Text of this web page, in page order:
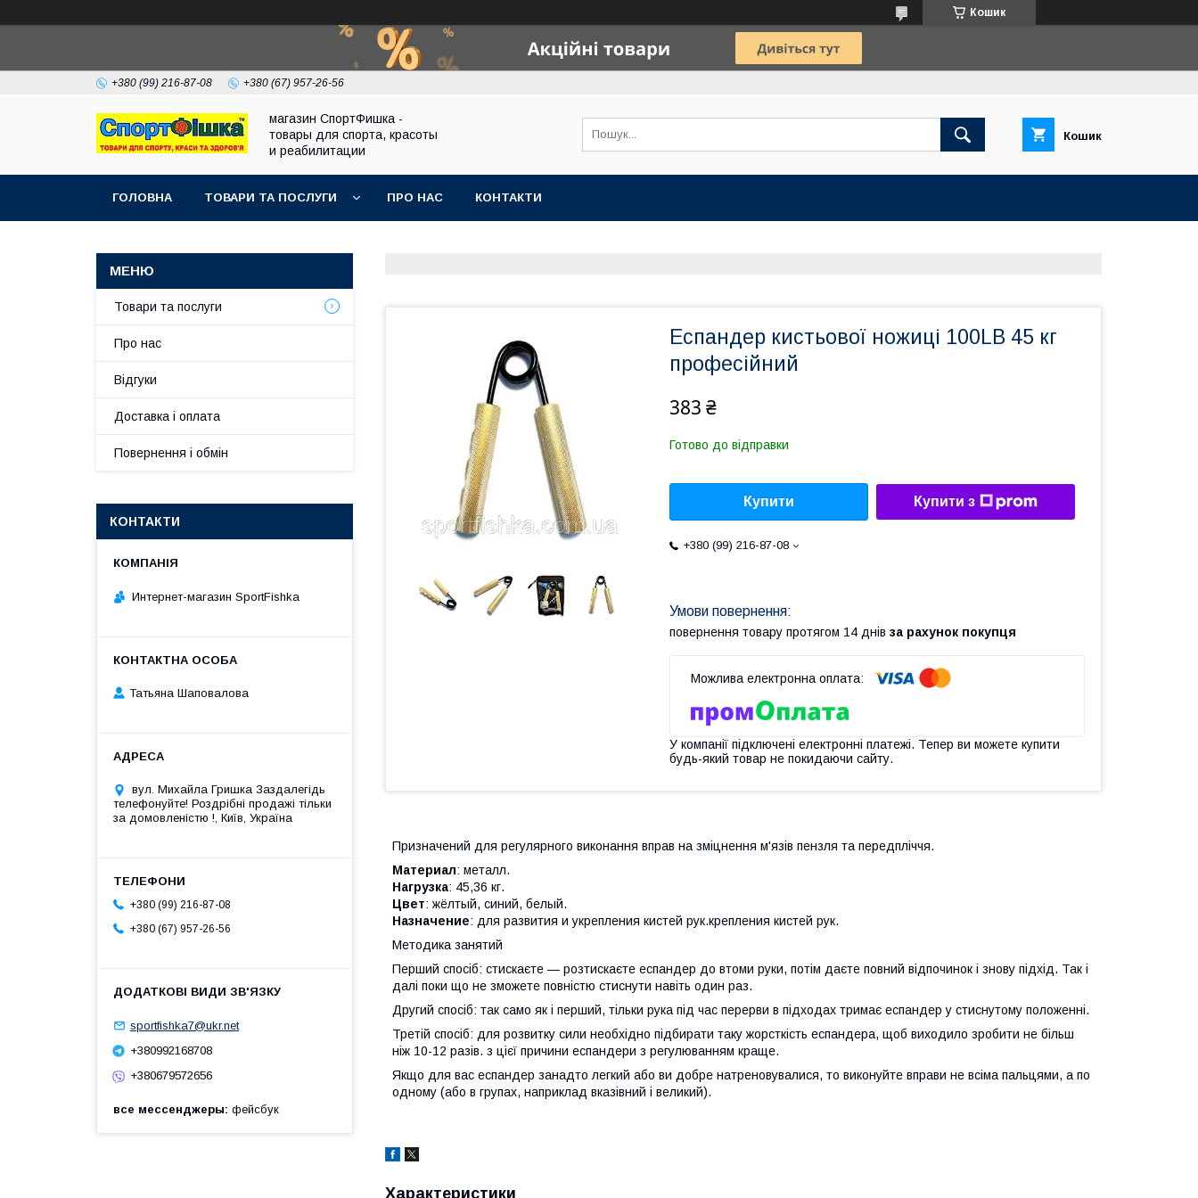
Кошик
+380 (99) 216-87-08 +380 (67) 957-26-56
магазин СпортФишка -
товары для спорта, красоты
и реабилитации
Кошик
ГОЛОВНА ТОВАРИ ТА ПОСЛУГИ ПРО НАС КОНТАКТИ
Еспандер кистьової ножиці 100LB 45 кг
професійний
383 ₴
Готово до відправки
Купити Купити з
+380 (99) 216-87-08
повернення товару протягом 14 днів за рахунок покупця
У компанії підключені електронні платежі. Тепер ви можете купити
будь-який товар не покидаючи сайту.
Призначений для регулярного виконання вправ на зміцнення м'язів пензля та передпліччя.
Материал: металл.
Нагрузка: 45,36 кг.
Цвет: жёлтый, синий, белый.
Назначение: для развития и укрепления кистей рук.крепления кистей рук.
Методика занятий
Перший спосіб: стискаєте — розтискаєте еспандер до втоми руки, потім даєте повний відпочинок і знову підхід. Так і
далі поки що не зможете повністю стиснути навіть один раз.
Другий спосіб: так само як і перший, тільки рука під час перерви в підходах тримає еспандер у стиснутому положенні.
Третій спосіб: для розвитку сили необхідно підбирати таку жорсткість еспандера, щоб виходило зробити не більш
ніж 10-12 разів. з цієї причини еспандери з регулюванням краще.
Якщо для вас еспандер занадто легкий або ви добре натреновувалися, то виконуйте вправи не всіма пальцями, а по
одному (або в групах, наприклад вказівний і великий).
Характеристики
Товари та послуги
Про нас
Відгуки
Доставка і оплата
Повернення і обмін
КОНТАКТИ
Интернет-магазин SportFishka
Татьяна Шаповалова
вул. Михайла Гришка Заздалегiдь
телефонуйте! Роздрібні продажі тiльки
за домовленістю !, Київ, Україна
+380 (99) 216-87-08
+380 (67) 957-26-56
sportfishka7@ukr.net
+380992168708
+380679572656
все мессенджеры фейсбук